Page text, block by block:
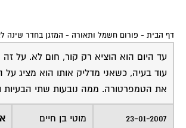
עד היום הוא הוציא רק קור, חום לא. על זה
את הטמפרטורה. ממה נובעות שתי הבעיות
23-01-2007
01:54:00
מוטי בן חיים